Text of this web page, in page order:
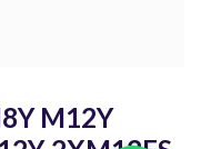
M12Y